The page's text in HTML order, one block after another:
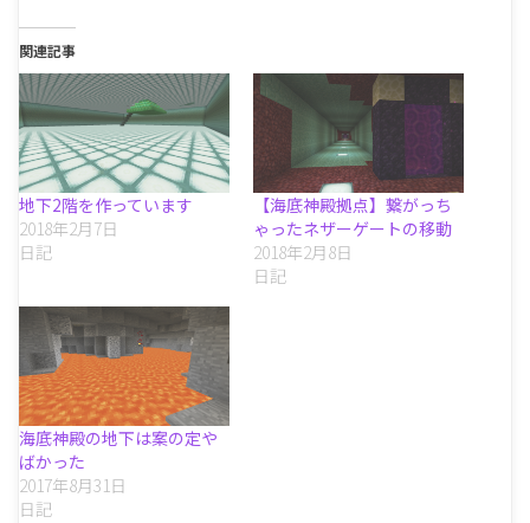
関連記事
地下2階を作っています
2018年2月7日
日記
【海底神殿拠点】繋がっち
ゃったネザーゲートの移動
2018年2月8日
日記
海底神殿の地下は案の定や
ばかった
2017年8月31日
日記